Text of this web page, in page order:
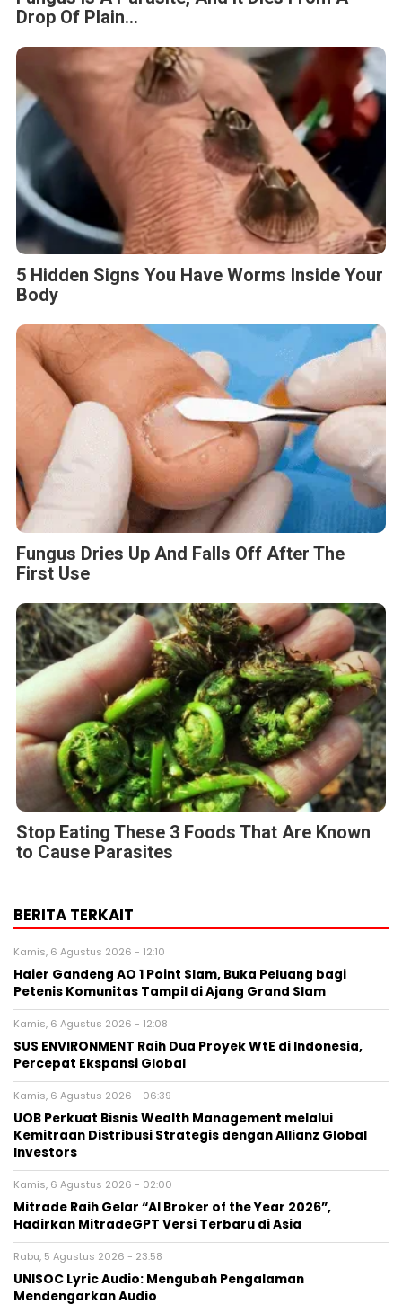
Drop Of Plain...
5 Hidden Signs You Have Worms Inside Your
Body
Fungus Dries Up And Falls Off After The
First Use
Stop Eating These 3 Foods That Are Known
to Cause Parasites
BERITA TERKAIT
Kamis, 6 Agustus 2026 - 12:10
Haier Gandeng AO 1 Point Slam, Buka Peluang bagi
Petenis Komunitas Tampil di Ajang Grand Slam
Kamis, 6 Agustus 2026 - 12:08
SUS ENVIRONMENT Raih Dua Proyek WtE di Indonesia,
Percepat Ekspansi Global
Kamis, 6 Agustus 2026 - 06:39
UOB Perkuat Bisnis Wealth Management melalui
Kemitraan Distribusi Strategis dengan Allianz Global
Investors
Kamis, 6 Agustus 2026 - 02:00
Mitrade Raih Gelar “AI Broker of the Year 2026”,
Hadirkan MitradeGPT Versi Terbaru di Asia
Rabu, 5 Agustus 2026 - 23:58
UNISOC Lyric Audio: Mengubah Pengalaman
Mendengarkan Audio